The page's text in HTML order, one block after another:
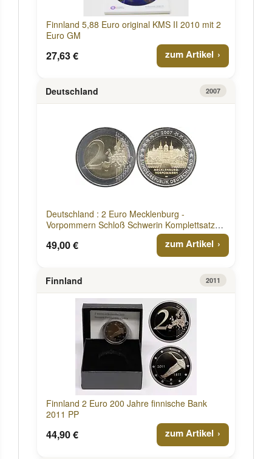
Finnland 5,88 Euro original KMS II 2010 mit 2
Euro GM
27,63 € zum Artikel
Deutschland 2007
Deutschland : 2 Euro Mecklenburg -
Vorpommern Schloß Schwerin Komplettsatz
49,00 € zum Artikel
Finnland 2011
Finnland 2 Euro 200 Jahre finnische Bank
2011 PP
44,90 € zum Artikel